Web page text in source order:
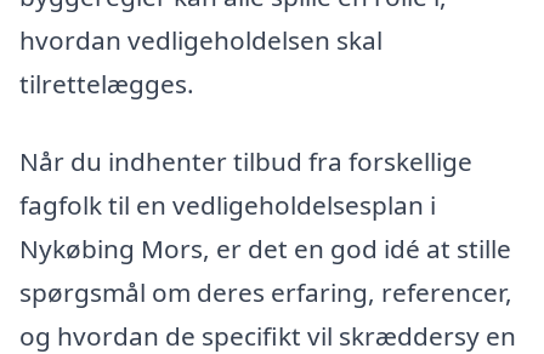
hvordan vedligeholdelsen skal
tilrettelægges.
Når du indhenter tilbud fra forskellige
fagfolk til en vedligeholdelsesplan i
Nykøbing Mors, er det en god idé at stille
spørgsmål om deres erfaring, referencer,
og hvordan de specifikt vil skræddersy en